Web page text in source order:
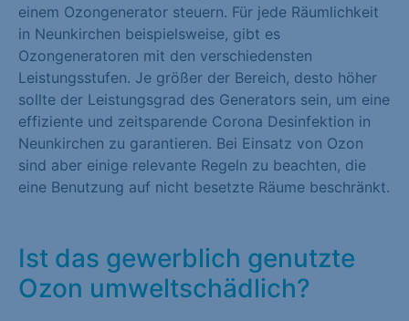
einem Ozongenerator steuern. Für jede Räumlichkeit
in Neunkirchen beispielsweise, gibt es
Ozongeneratoren mit den verschiedensten
Leistungsstufen. Je größer der Bereich, desto höher
sollte der Leistungsgrad des Generators sein, um eine
effiziente und zeitsparende Corona Desinfektion in
Neunkirchen zu garantieren. Bei Einsatz von Ozon
sind aber einige relevante Regeln zu beachten, die
eine Benutzung auf nicht besetzte Räume beschränkt.
Ist das gewerblich genutzte
Ozon umweltschädlich?